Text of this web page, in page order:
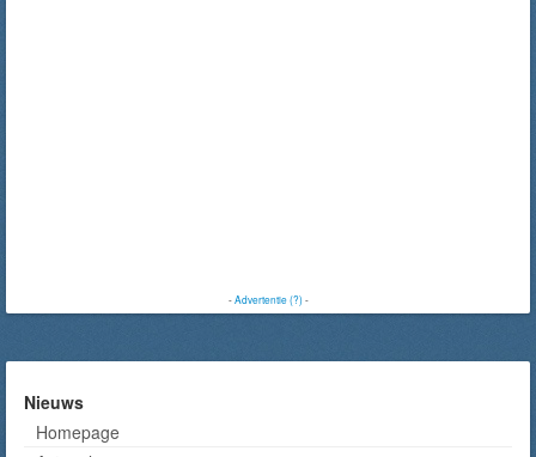
-Advertentie (?)-
Nieuws
Homepage